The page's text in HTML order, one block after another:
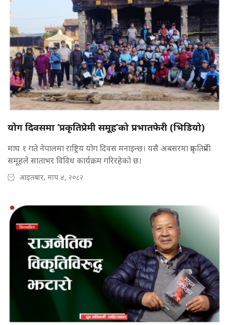
योग दिवसमा ‘प्रकृतिप्रेमी समूह’को प्रभातफेरी (भिडियो)
माघ १ गते नेपालमा राष्ट्रिय योग दिवस मनाइन्छ। यसै अबसरमा प्रकृतिप्रेमी
समूहले साताभर विविध कार्यक्रम गरिरहेको छ।
आइतबार, माघ ४, २०८२